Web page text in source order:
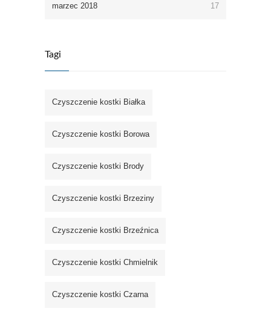
marzec 2018 17
Tagi
Czyszczenie kostki Białka
Czyszczenie kostki Borowa
Czyszczenie kostki Brody
Czyszczenie kostki Brzeziny
Czyszczenie kostki Brzeźnica
Czyszczenie kostki Chmielnik
Czyszczenie kostki Czarna